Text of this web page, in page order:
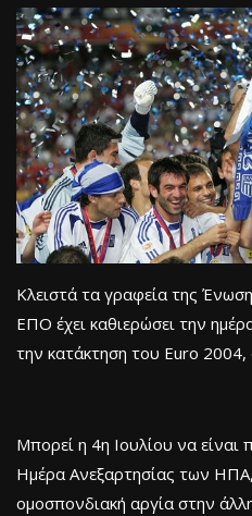
Κλειστά τα γραφεία της
ΕΠΟ έχει καθιερώσει την
την κατάκτηση του Euro
Μπορεί η 4η Ιουλίου να
Ημέρα Ανεξαρτησίας των ΗΠΑ,
ομοσπονδιακή αργία στην